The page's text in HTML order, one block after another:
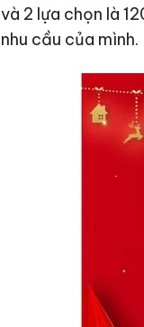
và 2 lựa chọn là
nhu cầu của mình.